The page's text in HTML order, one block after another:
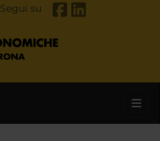
Segui su